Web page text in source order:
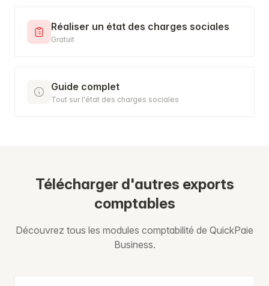
Réaliser un état des charges sociales
Gratuit
Guide complet
Tout sur l'état des charges sociales
Télécharger d'autres exports
comptables
Découvrez tous les modules comptabilité de QuickPaie
Business.